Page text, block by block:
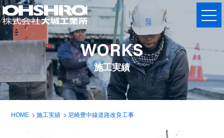
WORKS
施工実績
HOME 施工実績 尼崎豊中線道路改良工事